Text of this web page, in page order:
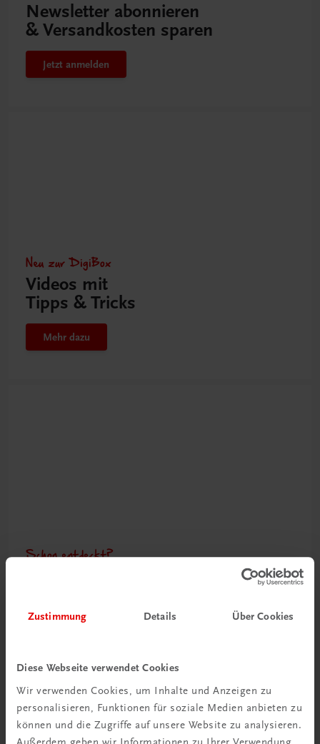
Zustimmung Details Über Cookies
Diese Webseite verwendet Cookies
Wir verwenden Cookies, um Inhalte und Anzeigen zu
personalisieren, Funktionen für soziale Medien anbieten zu
können und die Zugriffe auf unsere Website zu analysieren.
Newsletter abonnieren
& Versandkosten sparen
Jetzt anmelden
Neu zur DigiBox
Videos mit
Tipps & Tricks
Mehr dazu
Schon entdeckt?
Mehr dazu